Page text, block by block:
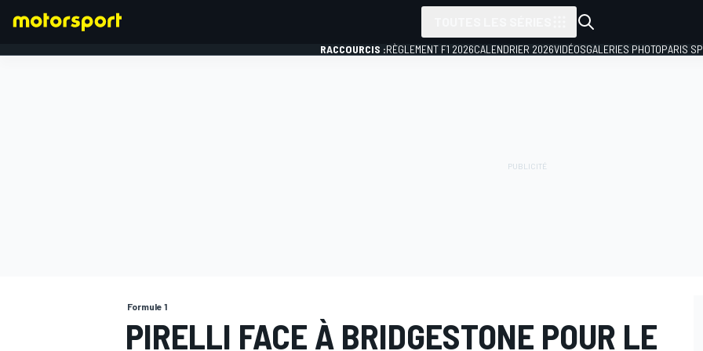
RACCOURCIS :RÈGLEMENT F1 2026CALENDRIER 2026VIDÉOSGALERIES PHOTOPARIS
Formule 1
PIRELLI FACE À BRIDGESTONE POUR LE